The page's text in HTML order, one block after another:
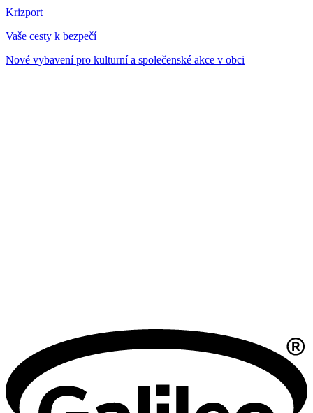
Krizport
Vaše cesty k bezpečí
Nové vybavení pro kulturní a společenské akce v obci